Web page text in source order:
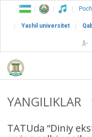
Yashil universitet
YANGILIKLAR
TATUda “Diniy